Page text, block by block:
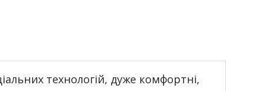
технологій, дуже комфортні,